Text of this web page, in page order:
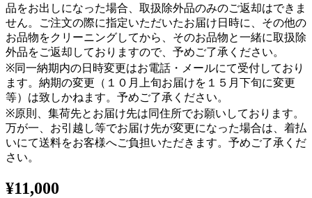
品をお出しになった場合、取扱除外品のみのご返却はできま
せん。ご注文の際に指定いただいたお届け日時に、その他の
お品物をクリーニングしてから、そのお品物と一緒に取扱除
外品をご返却しておりますので、予めご了承ください。
※同一納期内の日時変更はお電話・メールにて受付しており
ます。納期の変更（１０月上旬お届けを１５月下旬に変更
等）は致しかねます。予めご了承ください。
※原則、集荷先とお届け先は同住所でお願いしております。
万が一、お引越し等でお届け先が変更になった場合は、着払
いにて送料をお客様へご負担いただきます。予めご了承くだ
さい。
¥11,000